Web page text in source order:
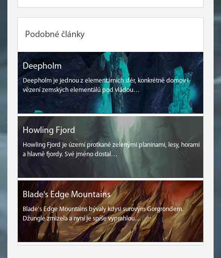
Podobné články
Deepholm
Deepholm je jednou z elementárních sfér, konkrétně domov i
vězení zemských elementálů pod vládou…
Howling Fjord
Howling Fjord je území protkané zelenými planinami, lesy, horami
a hlavně fjordy. Své jméno dostal…
Blade's Edge Mountains
Blade's Edge Mountains bývaly kdysi surovým Gorgrondem.
Džungle zmizela a nyní je spíše vyprahlou…